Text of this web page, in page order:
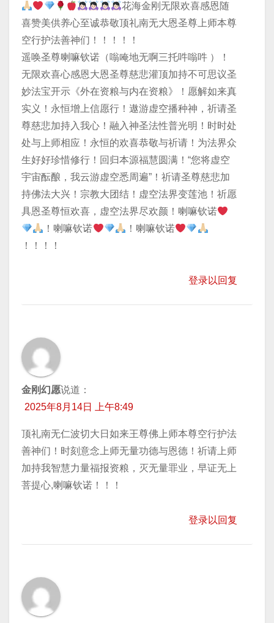
花海金刚无限欢喜感恩随
喜赞美供养心至诚恭敬顶礼南无大恩圣尊上师本尊
空行护法善神们！！！！！
遥唤圣尊喇嘛钦诺（嗡唵地无啊三托吽嗡吽 ）！
无限欢喜心感恩大恩圣尊慈悲灌顶加持不可思议圣
妙法宝开示《外在资粮与内在资粮》！愿解如来真
实义！永恒增上信愿行！遨游虚空播种神，祈请圣
尊慈悲加持入我心！融入神圣法性普光明！时时处
处与上师相应！永恒的欢喜恭敬与祈请！为法界众
生好好珍惜修行！回归本源福慧圆满！“您将虚空
宇宙酝酿，我云游虚空悉周遍”！祈请圣尊慈悲加
持佛法大兴！宗教大团结！虚空法界变莲池！祈愿
具恩圣尊恒欢喜，虚空法界尽欢颜！喇嘛钦诺
！喇嘛钦诺
！喇嘛钦诺
！！！！
登录以回复
金刚幻愿说道：
2025年8月14日 上午8:49
顶礼南无仁波切大日如来王尊佛上师本尊空行护法
善神们！时刻意念上师无量功德与恩德！祈请上师
加持我智慧力量福报资粮，灭无量罪业，早证无上
菩提心,喇嘛钦诺！！！
登录以回复